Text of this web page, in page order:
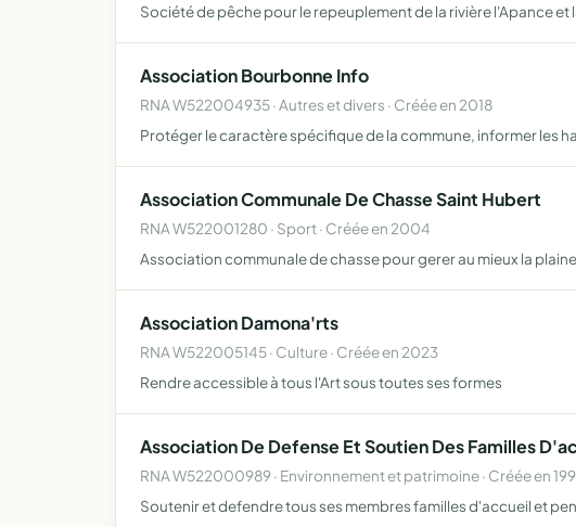
Société de pêche pour le repeuplement de la rivière l'Apance
Association Bourbonne Info
RNA W522004935 · Autres et divers · Créée en 2018
Protéger le caractère spécifique de la commune, informer les
Association Communale De Chasse Saint Hubert
RNA W522001280 · Sport · Créée en 2004
Association communale de chasse pour gerer au mieux la
Association Damona'rts
RNA W522005145 · Culture · Créée en 2023
Rendre accessible à tous l'Art sous toutes ses formes
Association De Defense Et Soutien Des Familles
RNA W522000989 · Environnement et patrimoine · Créée en
Soutenir et defendre tous ses membres familles d'accueil et